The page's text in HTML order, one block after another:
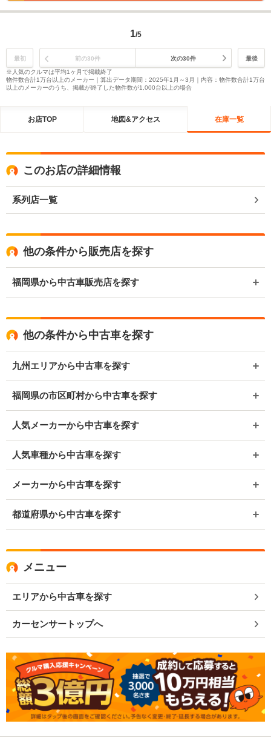
1/5
最初 前の30件 次の30件
最後
※人気のクルマは平均1ヶ月で掲載終了
物件数合計1万台以上のメーカー｜算出データ期間：2025年1月～3月｜内容：物件数合計1万台
以上のメーカーのうち、掲載が終了した物件数が1,000台以上の場合
お店TOP 地図&アクセス 在庫一覧
このお店の詳細情報
系列店一覧
他の条件から販売店を探す
福岡県から中古車販売店を探す
他の条件から中古車を探す
九州エリアから中古車を探す
福岡県の市区町村から中古車を探す
人気メーカーから中古車を探す
人気車種から中古車を探す
メーカーから中古車を探す
都道府県から中古車を探す
メニュー
エリアから中古車を探す
カーセンサートップへ